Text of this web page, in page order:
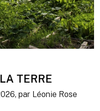
TERRE
par Léonie Rose